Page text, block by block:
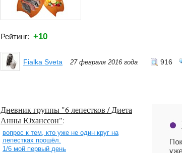
Рейтинг: +10
Fialka Sveta 27 февраля 2016 года 916
Дневник группы "6 лепестков / Диета
Анны Юханссон":
вопрос к тем, кто уже не один круг на
лепестках прошёл.
1/6 мой первый день